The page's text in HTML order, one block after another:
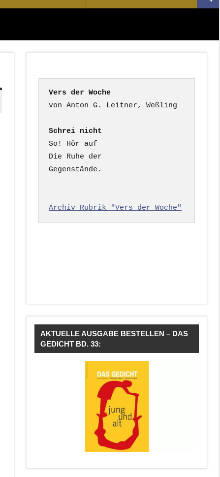
nach:
Vers der Woche
Schrei nicht
So! Hör auf
Die Ruhe der
Gegenstände.
Archiv Rubrik "Vers der Woche"
AKTUELLE AUSGABE BESTELLEN – DAS
GEDICHT BD. 33: